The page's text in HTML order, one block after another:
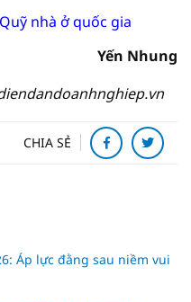
nhà ở quốc gia
Yến Nhung
CHIA SẺ
Áp lực đằng sau niềm vui